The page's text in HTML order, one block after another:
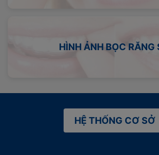
HÌNH ẢNH BỌC RĂNG
HỆ THỐNG CƠ SỞ